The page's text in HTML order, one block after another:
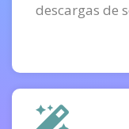
descargas de